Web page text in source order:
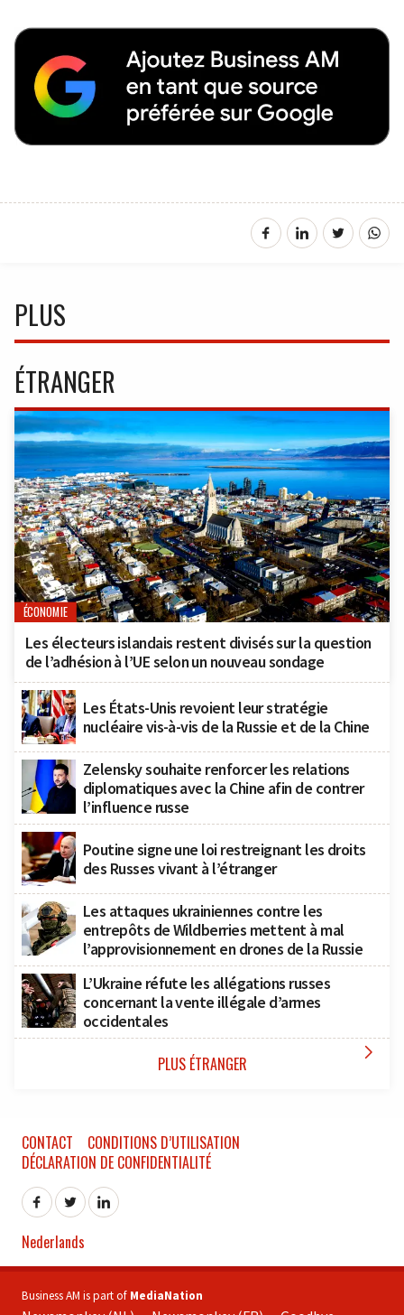
PLUS
ÉTRANGER
ÉCONOMIE
Les électeurs islandais restent divisés sur la question
de l’adhésion à l’UE selon un nouveau sondage
Les États-Unis revoient leur stratégie
nucléaire vis-à-vis de la Russie et de la Chine
Zelensky souhaite renforcer les relations
diplomatiques avec la Chine afin de contrer
l’influence russe
Poutine signe une loi restreignant les droits
des Russes vivant à l’étranger
Les attaques ukrainiennes contre les
entrepôts de Wildberries mettent à mal
l’approvisionnement en drones de la Russie
L’Ukraine réfute les allégations russes
concernant la vente illégale d’armes
occidentales
PLUS ÉTRANGER 
CONTACT
CONDITIONS D’UTILISATION
DÉCLARATION DE CONFIDENTIALITÉ
Nederlands
Business AM is part of MediaNation